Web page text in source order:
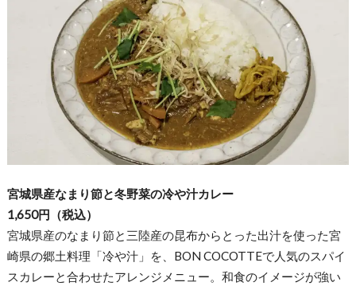
宮城県産なまり節と冬野菜の冷や汁カレー
1,650円（税込）
宮城県産のなまり節と三陸産の昆布からとった出汁を使った宮
崎県の郷土料理「冷や汁」を、BON COCOTTEで人気のスパイ
スカレーと合わせたアレンジメニュー。和食のイメージが強い